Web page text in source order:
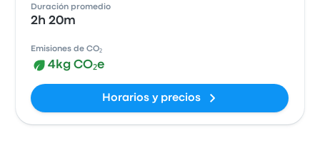
Duración promedio
2h 20m
Emisiones de CO₂
4kg CO₂e
Horarios y precios